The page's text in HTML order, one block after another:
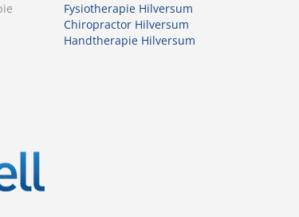
Fysiotherapie Hilversum
Chiropractor Hilversum
Handtherapie Hilversum